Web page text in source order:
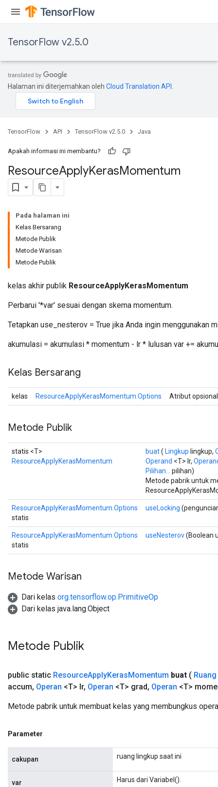
TensorFlow v2.5.0
Halaman ini diterjemahkan oleh Cloud Translation API
TensorFlow API TensorFlow v2.5.0 Java
Apakah informasi ini membantu?
ResourceApplyKerasMomentum
Pada halaman ini
Kelas Bersarang
Metode Publik
Metode Warisan
Metode Publik
kelas akhir publik ResourceApplyKerasMomentum
Perbarui '*var' sesuai dengan skema momentum.
Tetapkan use_nesterov = True jika Anda ingin menggunakan
akumulasi = akumulasi * momentum - lr * lulusan var +=
Kelas Bersarang
kelas ResourceApplyKerasMomentum.Options Atribut
Metode Publik
statis <T>
ResourceApplyKerasMomentum
buat( Lingkup lingkup,
Operand <T> lr,
Pilihan...
pilihan)
Metode pabrik untuk
ResourceApplyKerasMomentum.Options
statis
useLocking
ResourceApplyKerasMomentum.Options
statis
useNesterov(Boolean
Metode Warisan
Dari kelas org.tensorflow.op.PrimitiveOp
Dari kelas java.lang.Object
Metode Publik
public static ResourceApplyKerasMomentum buat (
accum, Operan <T> lr, Operan <T> grad, Operan <T>
Metode pabrik untuk membuat kelas yang membungkus
Parameter
cakupan ruang lingkup saat ini
var Harus dari Variabel().